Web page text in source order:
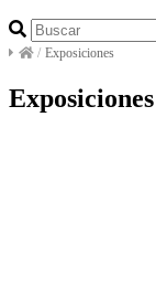
/ Exposiciones
Exposiciones